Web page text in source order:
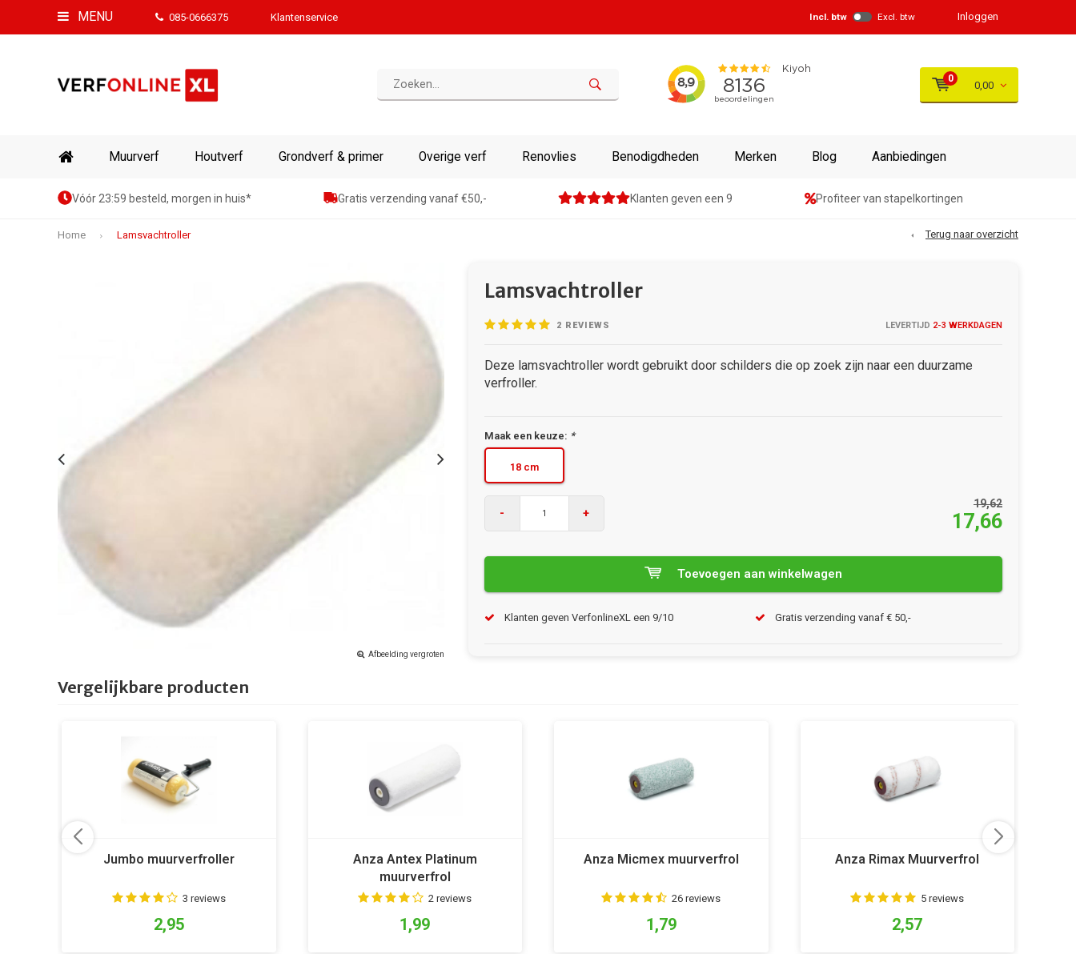
MENU 085-0666375 Klantenservice Incl. btw Excl. btw Inloggen
0
0,00
Muurverf Houtverf Grondverf & primer Overige verf Renovlies Benodigdheden Merken Blog Aanbiedingen
Vóór 23:59 besteld, morgen in huis* Gratis verzending vanaf €50,- Klanten geven een 9 Profiteer van stapelkortingen
Home Lamsvachtroller Terug naar overzicht
Afbeelding vergroten
Lamsvachtroller
2 REVIEWS LEVERTIJD 2-3 WERKDAGEN
Deze lamsvachtroller wordt gebruikt door schilders die op zoek zijn naar een duurzame
verfroller.
Maak een keuze: *
18 cm
- +
19,62
17,66
Toevoegen aan winkelwagen
Klanten geven VerfonlineXL een 9/10 Gratis verzending vanaf € 50,-
Vergelijkbare producten
Jumbo muurverfroller
3 reviews
2,95
Anza Antex Platinum
muurverfrol
2 reviews
1,99
Anza Micmex muurverfrol
26 reviews
1,79
Anza Rimax Muurverfrol
5 reviews
2,57